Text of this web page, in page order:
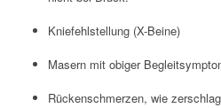
Kniefehlstellung (X-Beine)
Masern mit obiger
Rückenschmerzen, wie